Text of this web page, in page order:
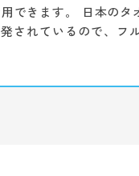
できます。 日本の
されているので、フ